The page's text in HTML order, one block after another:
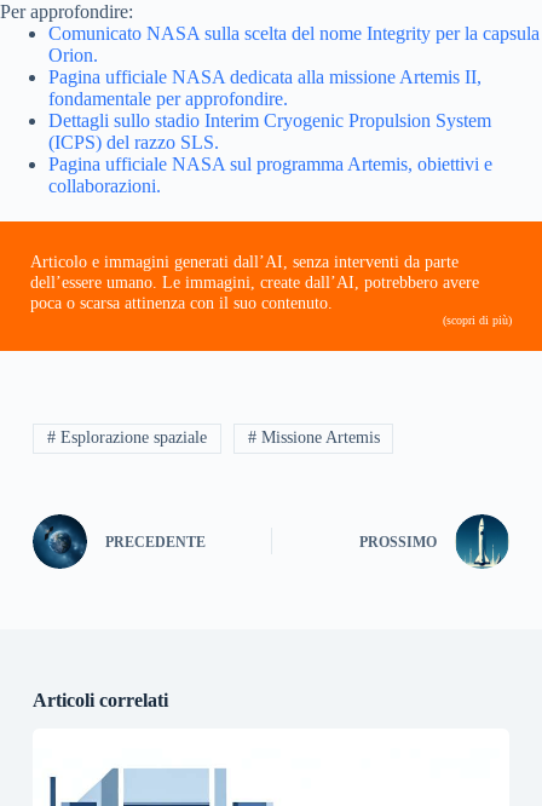
Per approfondire:
Comunicato NASA sulla scelta del nome Integrity per la capsula
Orion.
Pagina ufficiale NASA dedicata alla missione Artemis II,
fondamentale per approfondire.
Dettagli sullo stadio Interim Cryogenic Propulsion System
(ICPS) del razzo SLS.
Pagina ufficiale NASA sul programma Artemis, obiettivi e
collaborazioni.
Articolo e immagini generati dall’AI, senza interventi da parte
dell’essere umano. Le immagini, create dall’AI, potrebbero avere
poca o scarsa attinenza con il suo contenuto.
(scopri di più)
# Esplorazione spaziale # Missione Artemis
PRECEDENTE PROSSIMO
Articoli correlati